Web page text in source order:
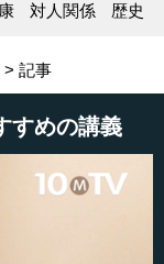
対人関係 歴史
記事
すめの講義